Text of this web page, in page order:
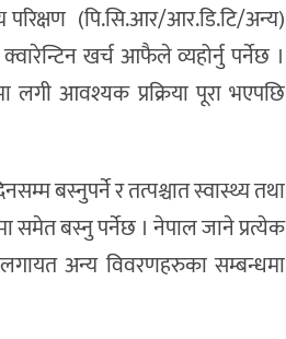
परिक्षण (पि.सि.आर/आर.डि.टि/अन्य)
खर्च आफैले व्यहोर्नु पर्नेछ ।
लगी आवश्यक प्रक्रिया पूरा भएपछि
बस्नुपर्ने र तत्पश्चात स्वास्थ्य तथा
समेत बस्नु पर्नेछ । नेपाल जाने प्रत्येक
लगायत अन्य विवरणहरुका सम्बन्धमा